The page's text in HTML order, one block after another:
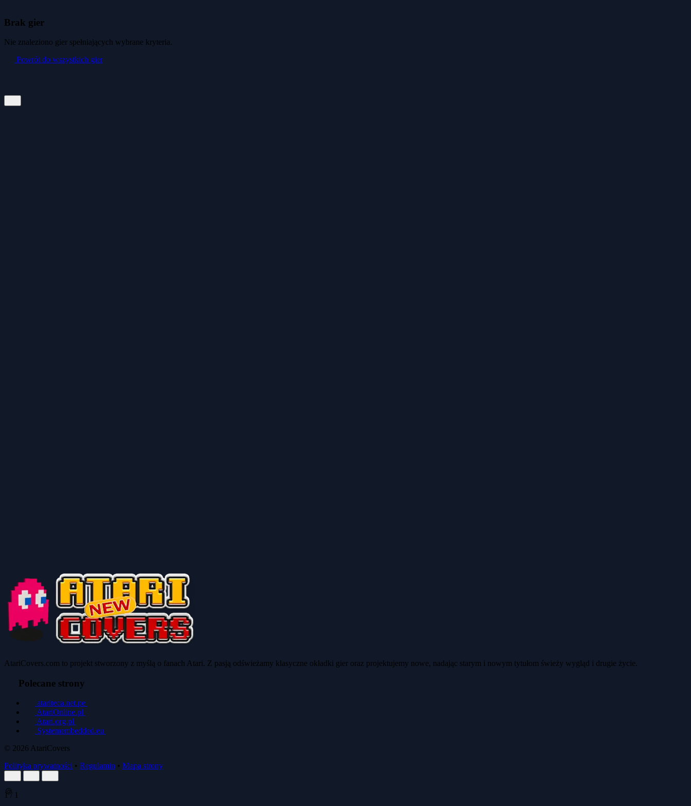
Brak gier
Nie znaleziono gier spełniających wybrane kryteria.
Powrót do wszystkich gier
AtariCovers.com to projekt stworzony z myślą o fanach Atari. Z pasją odświeżamy klasyczne okładki gier oraz projektujemy nowe, nadając starym i nowym tytułom świeży wygląd i drugie życie.
Polecane strony
atariteca.net.pe
AtariOnline.pl
Atari.org.pl
Systemembedded.eu
© 2026 AtariCovers
Polityka prywatności • Regulamin • Mapa strony
1/ 1